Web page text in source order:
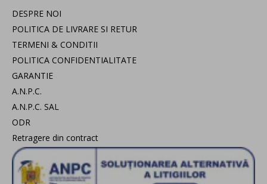
DESPRE NOI
POLITICA DE LIVRARE SI RETUR
TERMENI & CONDITII
POLITICA CONFIDENTIALITATE
GARANTIE
A.N.P.C.
A.N.P.C. SAL
ODR
Retragere din contract